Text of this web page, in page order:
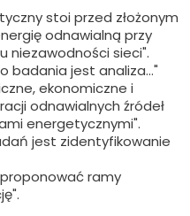
stoi przed złożonym
odnawialną przy
niezawodności sieci".
badania jest analiza..."
ekonomiczne i
odnawialnych źródeł
energetycznymi".
jest zidentyfikowanie
ramy